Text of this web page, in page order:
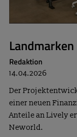
Redaktion
14.04.2026
Der
einer neuen
Anteile an Lively
Neworld.